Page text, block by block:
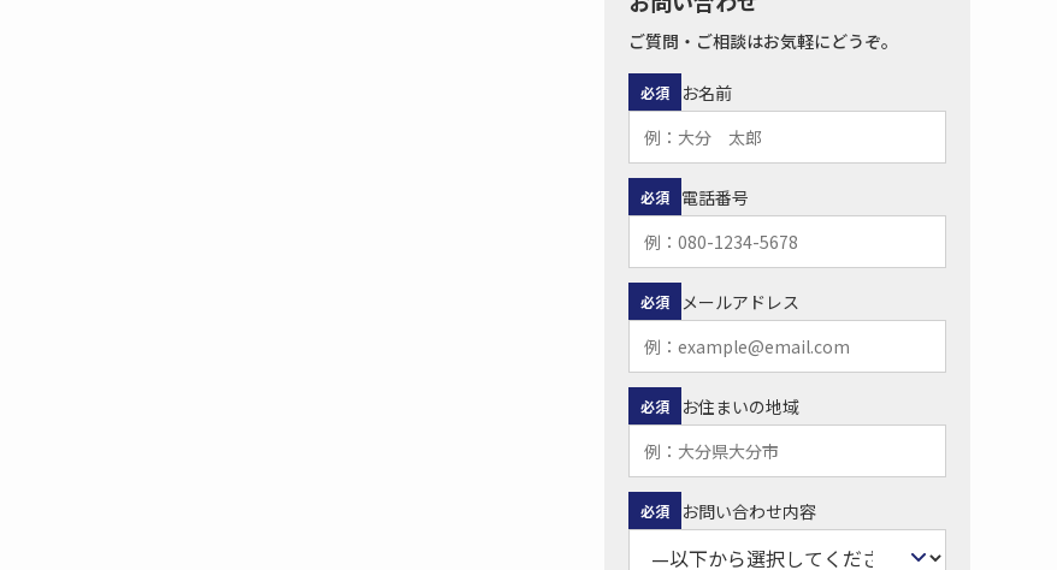
ご質問・ご相談はお気軽にどうぞ。
お名前
必須
電話番号
必須
メールアドレス
必須
お住まいの地域
必須
お問い合わせ内容
必須